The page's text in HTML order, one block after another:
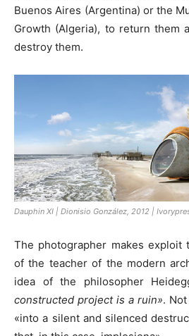
Buenos Aires (Argentina) or the
Growth (Algeria), to return them
destroy them.
Dauphin XI | Dionisio González, 2012 |
The photographer makes exploit
of the teacher of the modern
idea of the philosopher
constructed project is a ruin».
«into a silent and silenced